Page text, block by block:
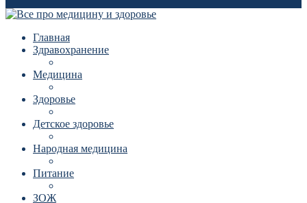
Главная
Здравохранение
Медицина
Здоровье
Детское здоровье
Народная медицина
Питание
ЗОЖ